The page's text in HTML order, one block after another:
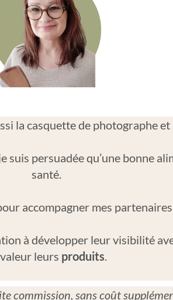
la casquette de photographe
suis persuadée qu’une bonne
santé.
accompagner mes
à développer leur visibilité
leurs produits.
commission, sans coût